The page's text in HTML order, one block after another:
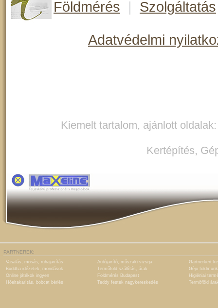
Földmérés | Szolgáltatás
Adatvédelmi
Kiemelt tartalom, ajánlott
Kertépítés,
PARTNEREK:
Vasalás, mosás, ruhajavítás Autójavító, műszaki vizsga
Gartnerkert
Buddha idézetek, mondások
Termőföld szállítás, árak
Gépi
Online játékok ingyen
Földmérés Budapest
Higiéniai
Hóeltakarítás, bobcat bérlés
Teddy festék nagykereskedés Termőföld